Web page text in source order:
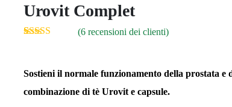
Urovit Complet
(6 recensioni dei clienti)
Sostieni il normale funzionamento della prostata e
combinazione di tè Urovit e capsule.